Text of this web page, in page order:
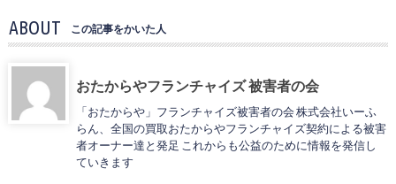
ABOUT この記事をかいた人
おたからやフランチャイズ 被害者の会
「おたからや」フランチャイズ被害者の会 株式会社いーふ
らん、全国の買取おたからやフランチャイズ契約による被害
者オーナー達と発足 これからも公益のために情報を発信し
ていきます